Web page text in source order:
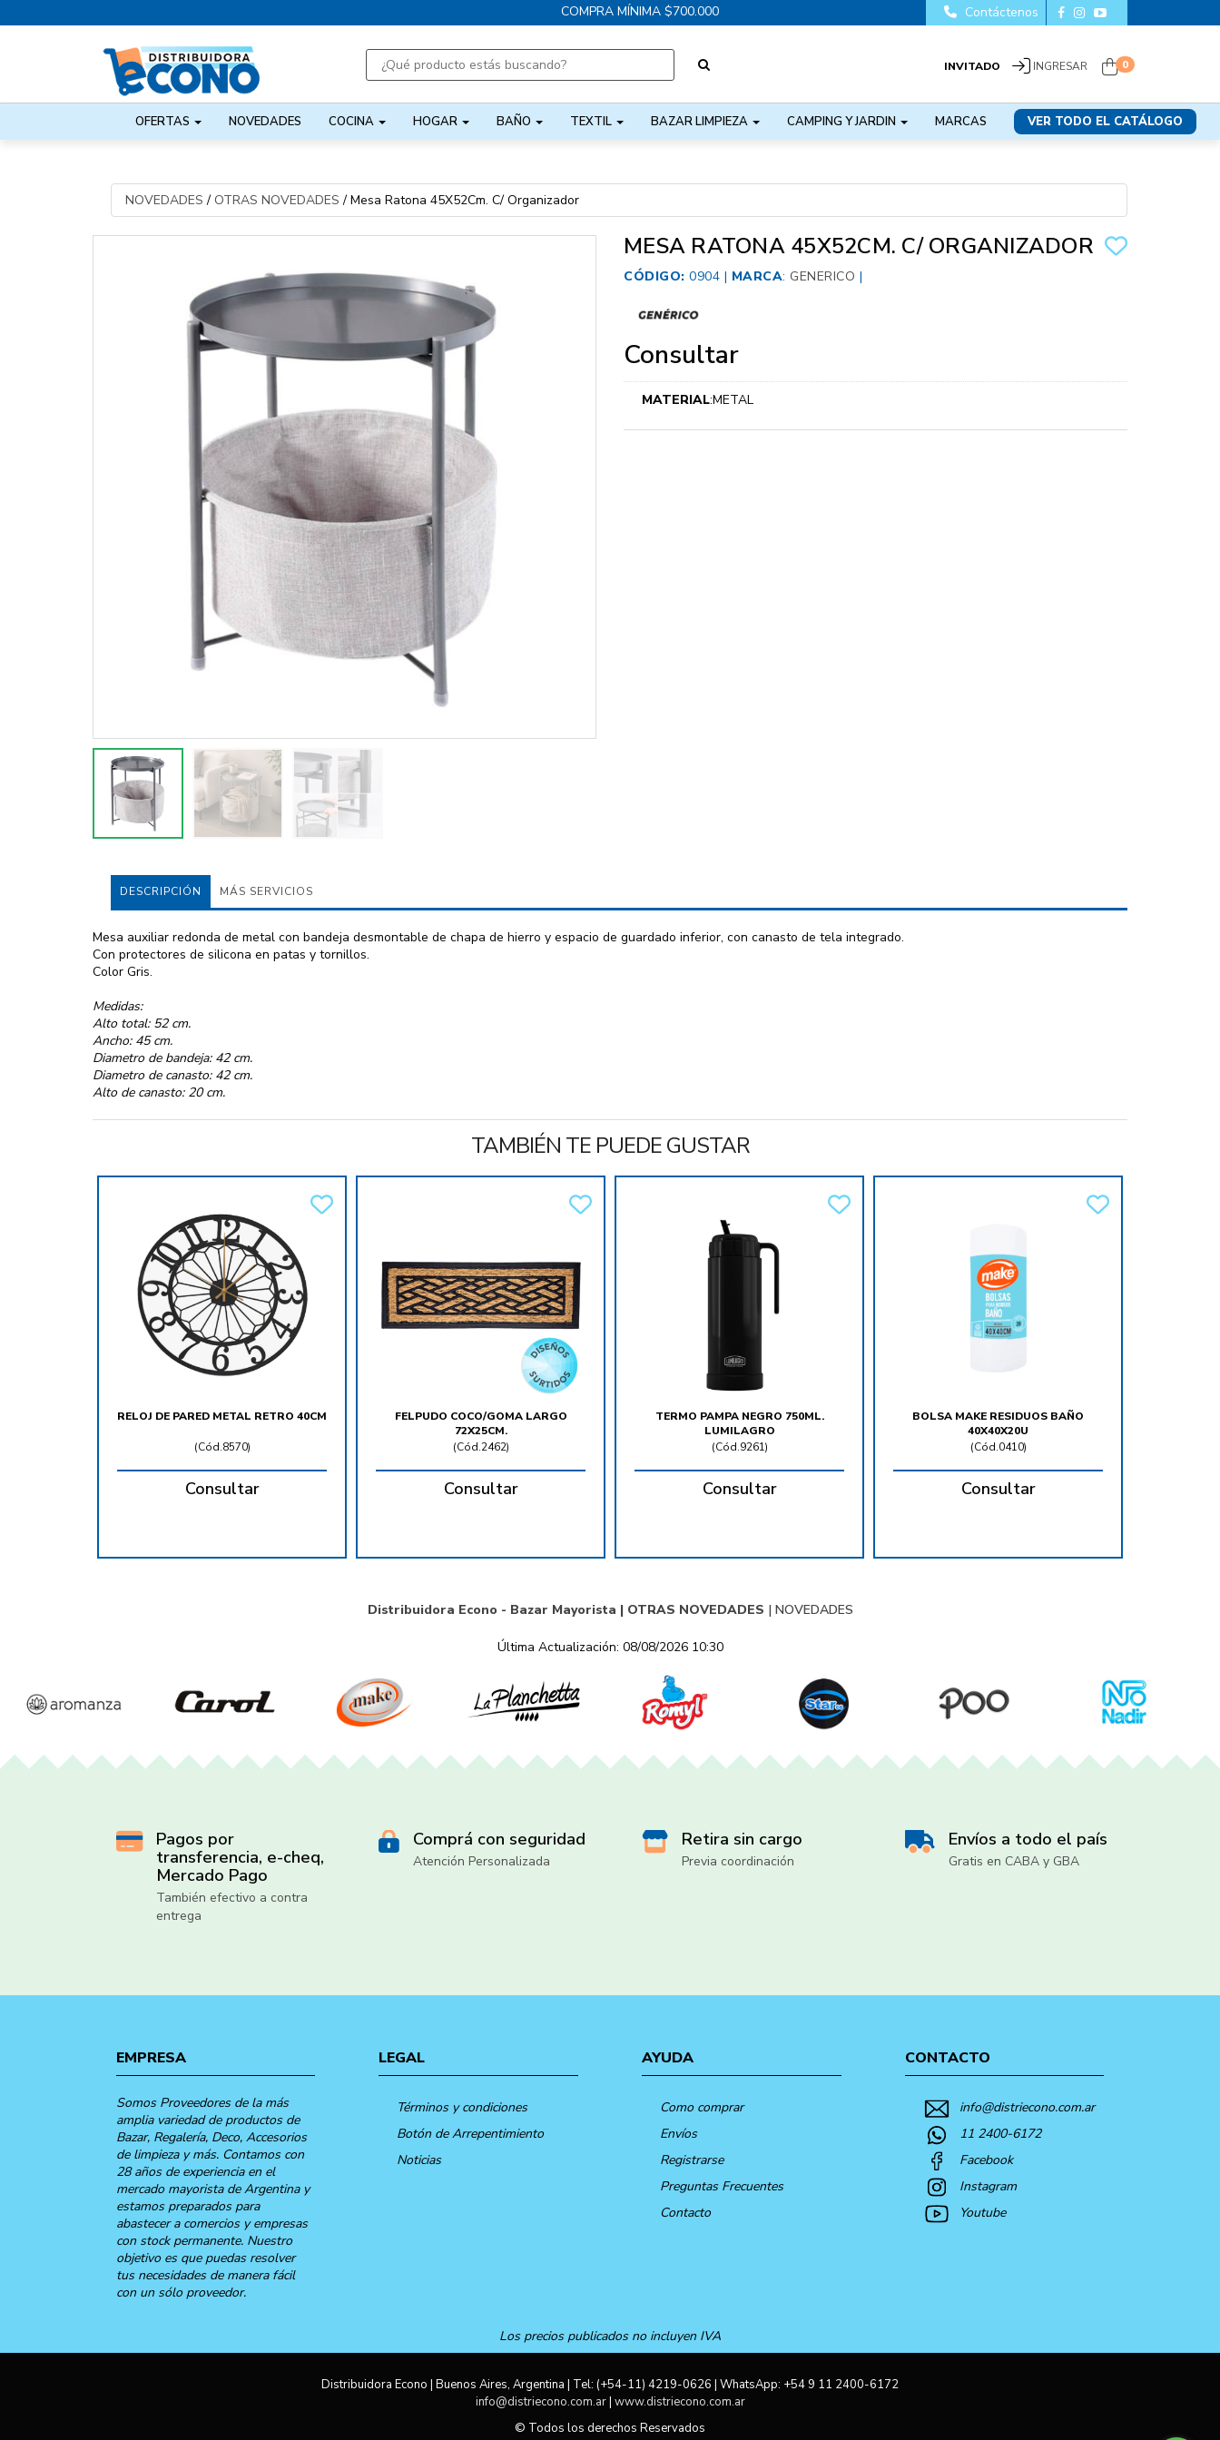
COMPRA MÍNIMA $700.000
INVITADO INGRESAR 0
OFERTAS NOVEDADES COCINA HOGAR BAÑO TEXTIL BAZAR LIMPIEZA CAMPING Y JARDIN MARCAS VER TODO EL CATÁLOGO
Contáctenos
NOVEDADES / OTRAS NOVEDADES / Mesa Ratona 45X52Cm. C/ Organizador
MESA RATONA 45X52CM. C/ ORGANIZADOR
CÓDIGO: 0904 | MARCA: GENERICO |
Consultar
MATERIAL:METAL
DESCRIPCIÓN MÁS SERVICIOS
Mesa auxiliar redonda de metal con bandeja desmontable de chapa de hierro y espacio de guardado inferior, con canasto de tela integrado.
Con protectores de silicona en patas y tornillos.
Color Gris.
Medidas:
Alto total: 52 cm.
Ancho: 45 cm.
Diametro de bandeja: 42 cm.
Diametro de canasto: 42 cm.
Alto de canasto: 20 cm.
TAMBIÉN TE PUEDE GUSTAR
RELOJ DE PARED METAL RETRO 40CM
(Cód.8570)
Consultar
FELPUDO COCO/GOMA LARGO
72X25CM.
(Cód.2462)
Consultar
TERMO PAMPA NEGRO 750ML.
LUMILAGRO
(Cód.9261)
Consultar
BOLSA MAKE RESIDUOS BAÑO
40X40X20U
(Cód.0410)
Consultar
Distribuidora Econo - Bazar Mayorista | OTRAS NOVEDADES | NOVEDADES
Última Actualización: 08/08/2026 10:30
Pagos por
transferencia, e-cheq,
Mercado Pago
También efectivo a contra
entrega
Comprá con seguridad
Atención Personalizada
Retira sin cargo
Previa coordinación
Envíos a todo el país
Gratis en CABA y GBA
EMPRESA
Somos Proveedores de la más
amplia variedad de productos de
Bazar, Regalería, Deco, Accesorios
de limpieza y más. Contamos con
28 años de experiencia en el
mercado mayorista de Argentina y
estamos preparados para
abastecer a comercios y empresas
con stock permanente. Nuestro
objetivo es que puedas resolver
tus necesidades de manera fácil
con un sólo proveedor.
LEGAL
Términos y condiciones
Botón de Arrepentimiento
Noticias
AYUDA
Como comprar
Envíos
Registrarse
Preguntas Frecuentes
Contacto
CONTACTO
info@distriecono.com.ar
11 2400-6172
Facebook
Instagram
Youtube
Los precios publicados no incluyen IVA
Distribuidora Econo | Buenos Aires, Argentina | Tel: (+54-11) 4219-0626 | WhatsApp: +54 9 11 2400-6172
info@distriecono.com.ar| www.distriecono.com.ar
© Todos los derechos Reservados